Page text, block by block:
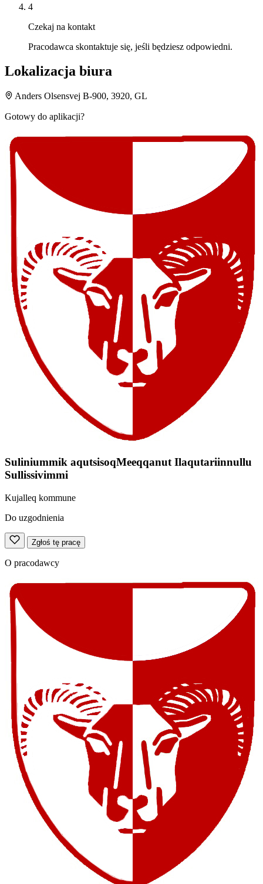
4
Czekaj na kontakt
Pracodawca skontaktuje się, jeśli będziesz odpowiedni.
Lokalizacja biura
Anders Olsensvej B-900, 3920, GL
Gotowy do aplikacji?
Suliniummik aqutsisoqMeeqqanut Ilaqutariinnullu
Sullissivimmi
Kujalleq kommune
Do uzgodnienia
Zgłoś tę pracę
O pracodawcy